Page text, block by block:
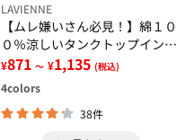
LAVIENNE
【ムレ嫌いさん必見！】綿１０
０％涼しいタンクトップインナ
ー＜さらりラボ＞
¥871 ～ ¥1,135 (税込)
4colors
38件